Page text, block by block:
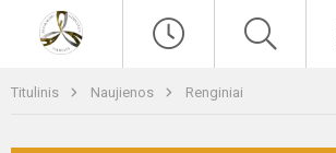
Titulinis Naujienos Renginiai